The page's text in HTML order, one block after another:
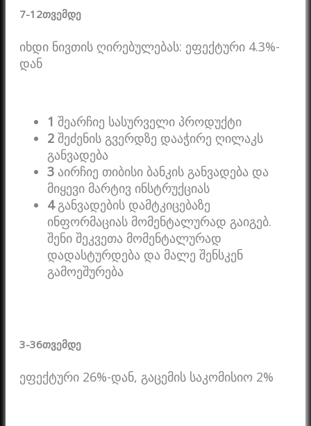
7-12თვემდე
იხდი ნივთის ღირებულებას: ეფექტური 4.3%-
დან
1 შეარჩიე სასურველი პროდუქტი
2 შეძენის გვერდზე დააჭირე ღილაკს
განვადება
3 აირჩიე თიბისი ბანკის განვადება და
მიყევი მარტივ ინსტრუქციას
4განვადების დამტკიცებაზე
ინფორმაციას მომენტალურად გაიგებ.
შენი შეკვეთა მომენტალურად
დადასტურდება და მალე შენსკენ
გამოეშურება
3-36თვემდე
ეფექტური 26%-დან, გაცემის საკომისიო 2%